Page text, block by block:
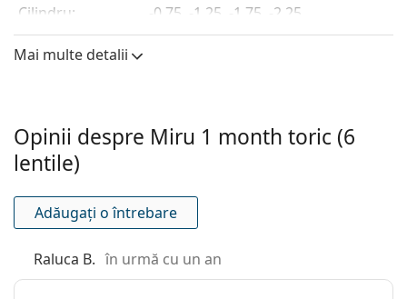
Cilindru:
-0.75, -1.25, -1.75, -2.25
Material:
oxigenului:
161 Dk/t
Filtru UV:
Nu
Mai multe detalii
Opinii despre Miru 1 month toric (6
lentile)
Adăugați o întrebare
Raluca B. în urmă cu un an